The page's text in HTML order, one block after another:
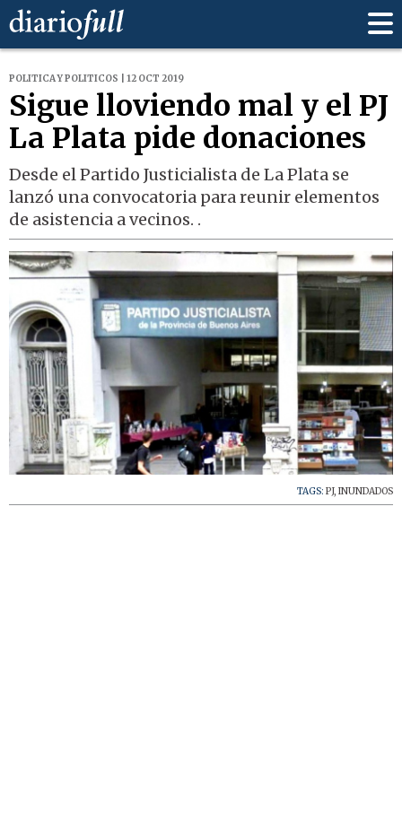
POLITICA Y POLITICOS | 12 OCT 2019
Sigue lloviendo mal y el PJ
La Plata pide donaciones
Desde el Partido Justicialista de La Plata se
lanzó una convocatoria para reunir elementos
de asistencia a vecinos. .
TAGS: PJ, INUNDADOS